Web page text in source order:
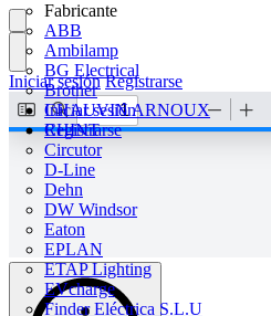
Fabricante
ABB
Ambilamp
BG Electrical
Brother
CHAUVIN ARNOUX
CHINT
Circutor
D-Line
Dehn
DW Windsor
Eaton
EPLAN
ETAP Lighting
EVcharge
Finder Eléctrica S.L.U
Iniciar sesión
Registrarse
Iniciar sesión Registrarse